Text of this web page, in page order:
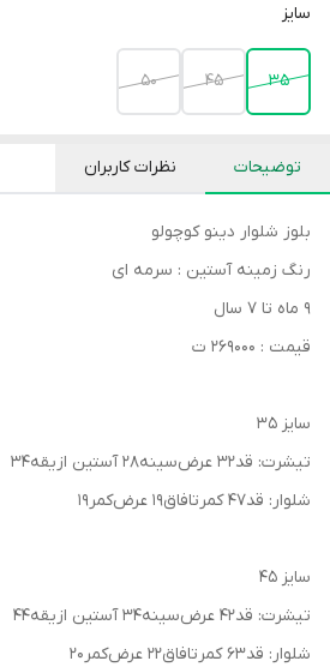
سایز
35
45
50
توضیحات نظرات کاربران
بلوز شلوار دینو کوچولو
رنگ زمینه آستین : سرمه ای
۹ ماه تا ۷ سال
قیمت : ۲۶۹۰۰۰ ت
سایز ۳۵
تیشرت: قد۳۲ عرض‌سینه۲۸ آستین ازیقه۳۴
شلوار: قد۴۷ کمرتافاق۱۹ عرض‌کمر۱۹
سایز ۴۵
تیشرت: قد۴۲ عرض‌سینه۳۴ آستین ازیقه۴۴
شلوار: قد۶۳ کمرتافاق۲۲ عرض‌کمر۲۰